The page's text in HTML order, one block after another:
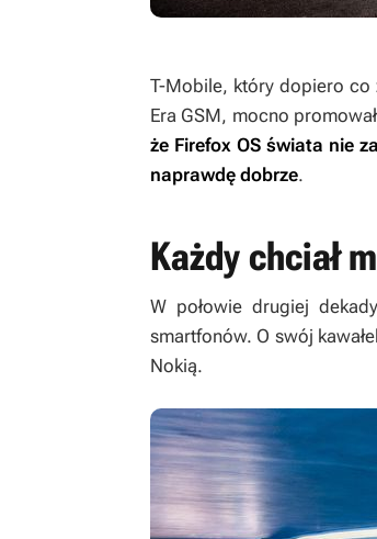
T-Mobile, który dopiero co
Era GSM, mocno
że Firefox OS świata nie
naprawdę dobrze.
Każdy chciał
W połowie drugiej
smartfonów. O swój
Nokią.